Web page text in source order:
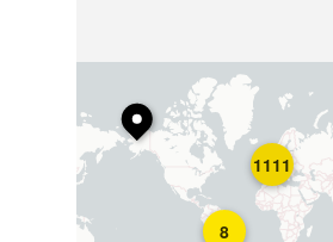
8
1111